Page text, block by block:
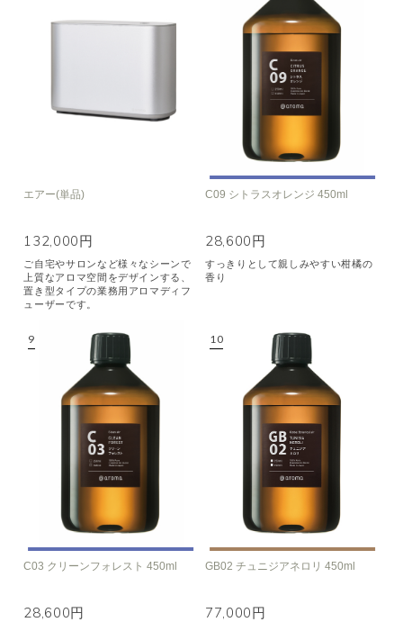
エアー(単品)
132,000円
ご自宅やサロンなど様々なシーンで
上質なアロマ空間をデザインする、
置き型タイプの業務用アロマディフ
ューザーです。
C09 シトラスオレンジ 450ml
28,600円
すっきりとして親しみやすい柑橘の
香り
C03 クリーンフォレスト 450ml
28,600円
GB02 チュニジアネロリ 450ml
77,000円